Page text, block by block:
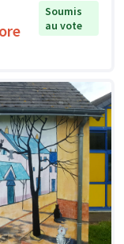
Soumis
au vote